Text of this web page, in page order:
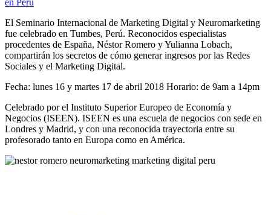
El Seminario Internacional de Marketing Digital y Neuromarketing
fue celebrado en Tumbes, Perú. Reconocidos especialistas
procedentes de España, Néstor Romero y Yulianna Lobach,
compartirán los secretos de cómo generar ingresos por las Redes
Sociales y el Marketing Digital.
Fecha: lunes 16 y martes 17 de abril 2018 Horario: de 9am a 14pm
Celebrado por el Instituto Superior Europeo de Economía y
Negocios (ISEEN). ISEEN es una escuela de negocios con sede en
Londres y Madrid, y con una reconocida trayectoria entre su
profesorado tanto en Europa como en América.